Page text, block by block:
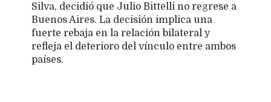
Silva, decidió que Julio Bittelli no regrese a
Buenos Aires. La decisión implica una
fuerte rebaja en la relación bilateral y
refleja el deterioro del vínculo entre ambos
países.